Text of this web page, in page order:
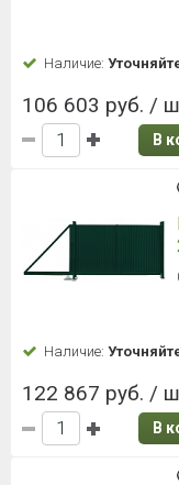
Наличие:
106 603 руб. /
В
Наличие:
122 867 руб. /
В